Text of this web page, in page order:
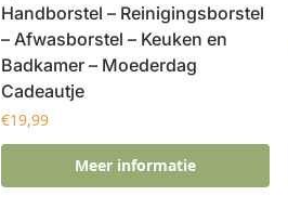
Handborstel – Reinigingsborstel
– Afwasborstel – Keuken en
Badkamer – Moederdag
Cadeautje
€19,99
Meer informatie